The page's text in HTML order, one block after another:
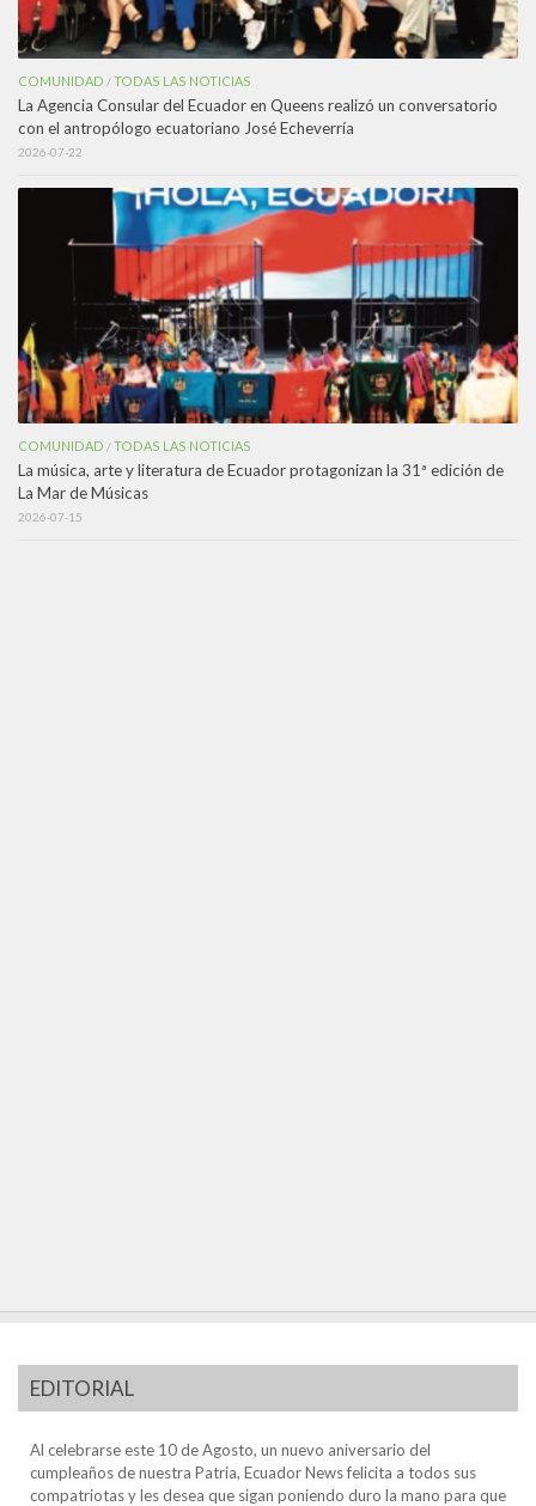
COMUNIDAD /TODAS LAS NOTICIAS
La Agencia Consular del Ecuador en Queens realizó un conversatorio
con el antropólogo ecuatoriano José Echeverría
2026-07-22
COMUNIDAD /TODAS LAS NOTICIAS
La música, arte y literatura de Ecuador protagonizan la 31ª edición de
La Mar de Músicas
2026-07-15
EDITORIAL
Al celebrarse este 10 de Agosto, un nuevo aniversario del
cumpleaños de nuestra Patria, Ecuador News felicita a todos sus
compatriotas y les desea que sigan poniendo duro la mano para que